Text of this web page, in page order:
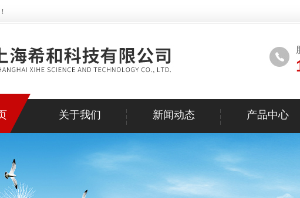
关于我们 新闻动态 产品中心